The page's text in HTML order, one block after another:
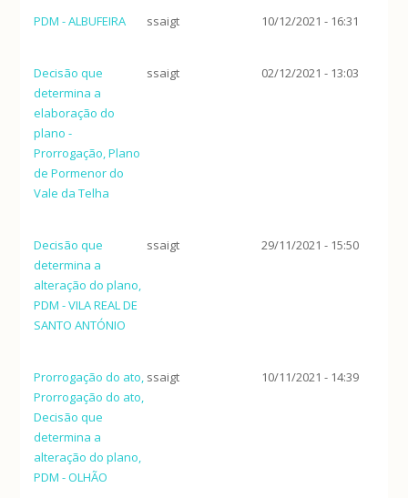
PDM - ALBUFEIRA ssaigt 10/12/2021 - 16:31
Decisão que
determina a
elaboração do
plano -
Prorrogação, Plano
de Pormenor do
Vale da Telha
ssaigt 02/12/2021 - 13:03
Decisão que
determina a
alteração do plano,
PDM - VILA REAL DE
SANTO ANTÓNIO
ssaigt 29/11/2021 - 15:50
Prorrogação do ato,
Prorrogação do ato,
Decisão que
determina a
alteração do plano,
PDM - OLHÃO
ssaigt 10/11/2021 - 14:39